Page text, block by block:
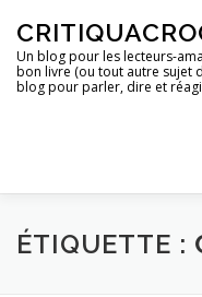
contenu
Un blog pour les lecteurs-
bon livre (ou tout autre sujet
blog pour parler, dire et
ACCUEIL UN
ÉTIQUETTE :